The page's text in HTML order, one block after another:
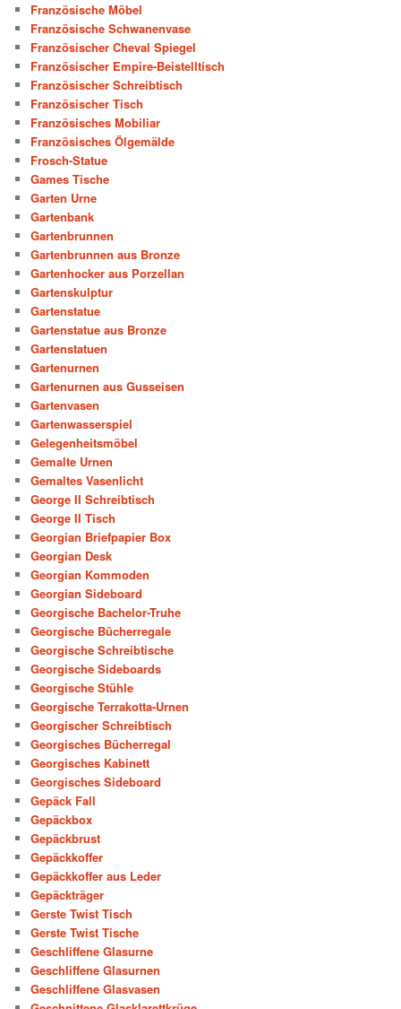
Französische Möbel
Französische Schwanenvase
Französischer Cheval Spiegel
Französischer Empire-Beistelltisch
Französischer Schreibtisch
Französischer Tisch
Französisches Mobiliar
Französisches Ölgemälde
Frosch-Statue
Games Tische
Garten Urne
Gartenbank
Gartenbrunnen
Gartenbrunnen aus Bronze
Gartenhocker aus Porzellan
Gartenskulptur
Gartenstatue
Gartenstatue aus Bronze
Gartenstatuen
Gartenurnen
Gartenurnen aus Gusseisen
Gartenvasen
Gartenwasserspiel
Gelegenheitsmöbel
Gemalte Urnen
Gemaltes Vasenlicht
George II Schreibtisch
George II Tisch
Georgian Briefpapier Box
Georgian Desk
Georgian Kommoden
Georgian Sideboard
Georgische Bachelor-Truhe
Georgische Bücherregale
Georgische Schreibtische
Georgische Sideboards
Georgische Stühle
Georgische Terrakotta-Urnen
Georgischer Schreibtisch
Georgisches Bücherregal
Georgisches Kabinett
Georgisches Sideboard
Gepäck Fall
Gepäckbox
Gepäckbrust
Gepäckkoffer
Gepäckkoffer aus Leder
Gepäckträger
Gerste Twist Tisch
Gerste Twist Tische
Geschliffene Glasurne
Geschliffene Glasurnen
Geschliffene Glasvasen